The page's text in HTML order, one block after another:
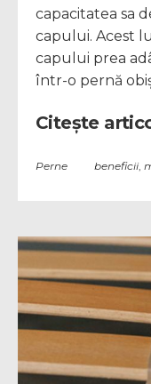
capacitatea sa
capului. Acest
capului prea
într-o pernă
Citește
Perne beneficii